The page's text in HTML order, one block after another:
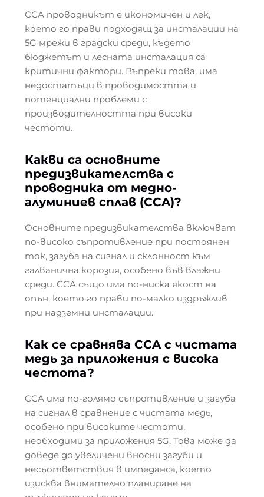
CCA проводникът е икономичен и лек,
което го прави подходящ за инсталации на
5G мрежи в градски среди, където
бюджетът и лесната инсталация са
критични фактори. Въпреки това, има
недостатъци в проводимостта и
потенциални проблеми с
производителността при високи
честоти.
Какви са основните
предизвикателства с
проводника от медно-
алуминиев сплав (CCA)?
Основните предизвикателства включват
по-високо съпротивление при постоянен
ток, загуба на сигнал и склонност към
галванична корозия, особено във влажни
среди. CCA също има по-ниска якост на
опън, което го прави по-малко издръжлив
при надземни инсталации.
Как се сравнява CCA с чистата
медь за приложения с висока
честота?
CCA има по-голямо съпротивление и загуба
на сигнал в сравнение с чистата медь,
особено при високите честоти,
необходими за приложения 5G. Това може да
доведе до увеличени вносни загуби и
несъответствия в импеданса, което
изисква внимателно планиране на